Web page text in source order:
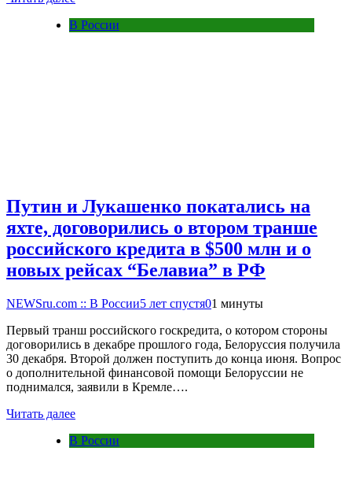
В России
Путин и Лукашенко покатались на
яхте, договорились о втором транше
российского кредита в $500 млн и о
новых рейсах “Белавиа” в РФ
NEWSru.com :: В России5 лет спустя01 минуты
Первый транш российского госкредита, о котором стороны
договорились в декабре прошлого года, Белоруссия получила
30 декабря. Второй должен поступить до конца июня. Вопрос
о дополнительной финансовой помощи Белоруссии не
поднимался, заявили в Кремле….
Читать далее
В России